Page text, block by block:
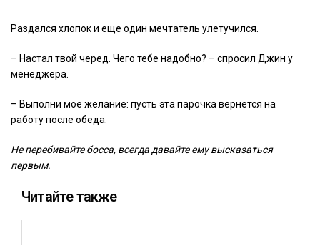
Раздался хлопок и еще один мечтатель улетучился.
– Настал твой черед. Чего тебе надобно? – спросил Джин у
менеджера.
– Выполни мое желание: пусть эта парочка вернется на
работу после обеда.
Не перебивайте босса, всегда давайте ему высказаться
первым.
Читайте также